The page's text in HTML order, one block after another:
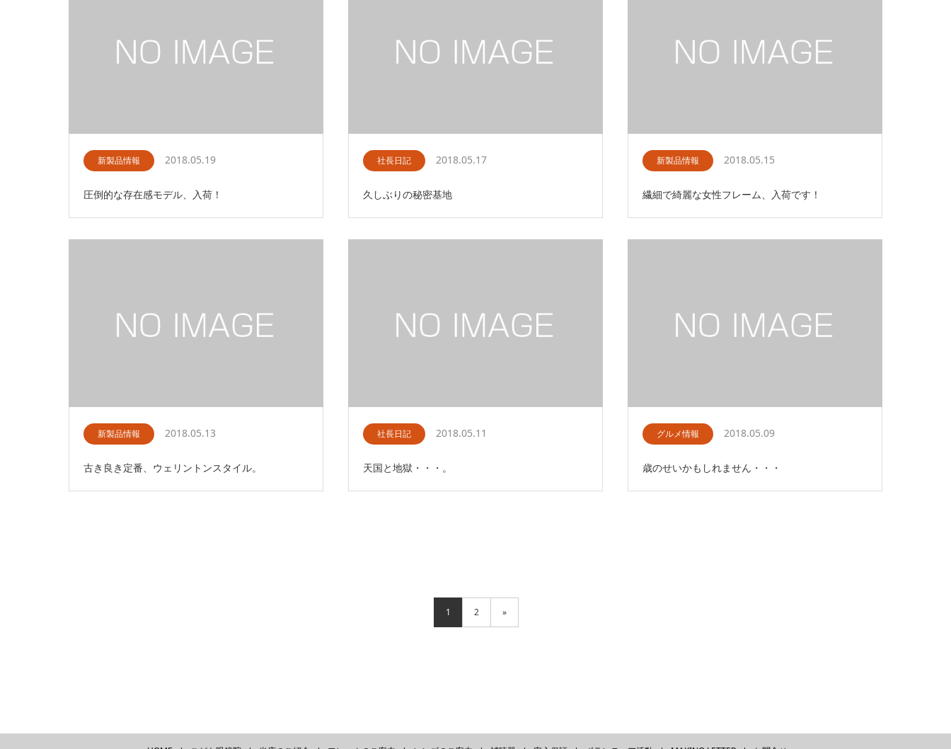
新製品情報 2018.05.19
圧倒的な存在感モデル、入荷！
社長日記 2018.05.17
久しぶりの秘密基地
新製品情報 2018.05.15
繊細で綺麗な女性フレーム、入荷です！
新製品情報 2018.05.13
古き良き定番、ウェリントンスタイル。
社長日記 2018.05.11
天国と地獄・・・。
グルメ情報 2018.05.09
歳のせいかもしれません・・・
1 2 »